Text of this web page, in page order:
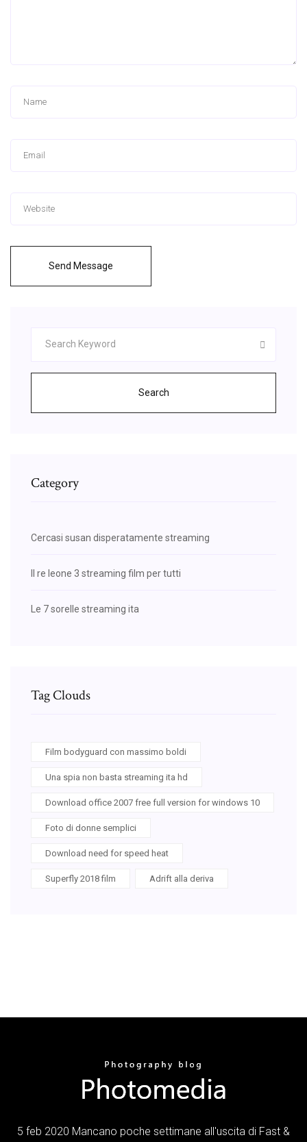
Send Message
Search
Category
Cercasi susan disperatamente streaming
Il re leone 3 streaming film per tutti
Le 7 sorelle streaming ita
Tag Clouds
Film bodyguard con massimo boldi
Una spia non basta streaming ita hd
Download office 2007 free full version for windows 10
Foto di donne semplici
Download need for speed heat
Superfly 2018 film Adrift alla deriva
5 feb 2020 Mancano poche settimane all'uscita di Fast &